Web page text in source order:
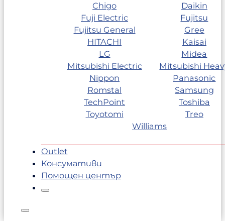
Chigo
Daikin
Fuji Electric
Fujitsu
Fujitsu General
Gree
HITACHI
Kaisai
LG
Midea
Mitsubishi Electric
Mitsubishi
Nippon
Panasonic
Romstal
Samsung
TechPoint
Toshiba
Toyotomi
Treo
Williams
Outlet
Консумативи
Помощен център